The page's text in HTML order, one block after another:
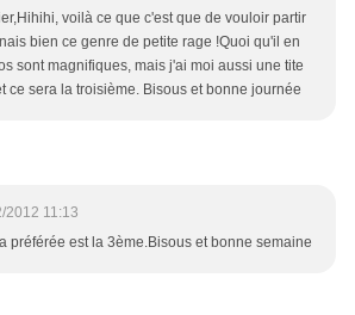
voilà ce que c'est que de vouloir partir
bien ce genre de petite rage !Quoi qu'il en
sont magnifiques, mais j'ai moi aussi une tite
ce sera la troisième. Bisous et bonne journée
2012 11:13
préférée est la 3ème.Bisous et bonne semaine